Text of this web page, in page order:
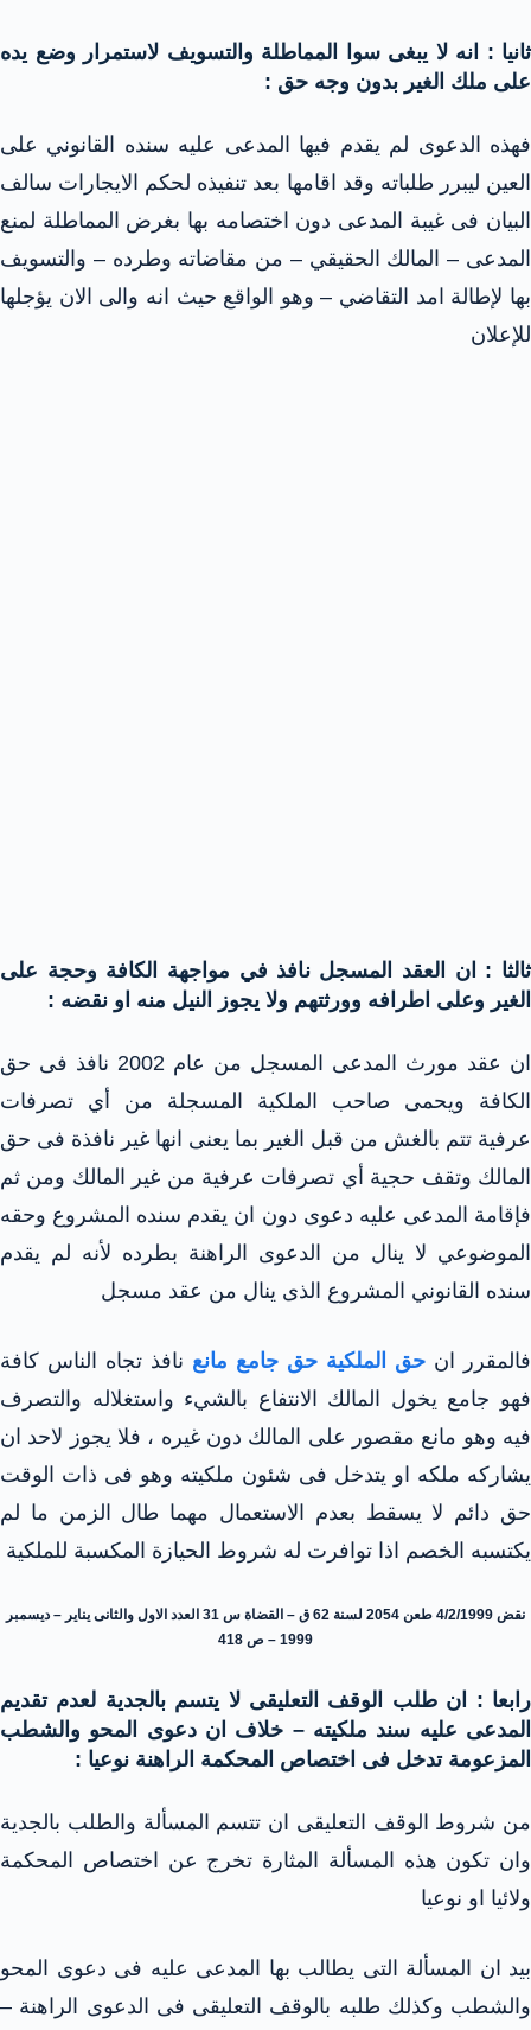
ثانيا : انه لا يبغى سوا المماطلة والتسويف لاستمرار وضع يده
على ملك الغير بدون وجه حق :
فهذه الدعوى لم يقدم فيها المدعى عليه سنده القانوني على
العين ليبرر طلباته وقد اقامها بعد تنفيذه لحكم الايجارات سالف
البيان فى غيبة المدعى دون اختصامه بها بغرض المماطلة لمنع
المدعى – المالك الحقيقي – من مقاضاته وطرده – والتسويف
بها لإطالة امد التقاضي – وهو الواقع حيث انه والى الان يؤجلها
للإعلان
ثالثا : ان العقد المسجل نافذ في مواجهة الكافة وحجة على
الغير وعلى اطرافه وورثتهم ولا يجوز النيل منه او نقضه :
ان عقد مورث المدعى المسجل من عام 2002 نافذ فى حق
الكافة ويحمى صاحب الملكية المسجلة من أي تصرفات
عرفية تتم بالغش من قبل الغير بما يعنى انها غير نافذة فى حق
المالك وتقف حجية أي تصرفات عرفية من غير المالك ومن ثم
فإقامة المدعى عليه دعوى دون ان يقدم سنده المشروع وحقه
الموضوعي لا ينال من الدعوى الراهنة بطرده لأنه لم يقدم
سنده القانوني المشروع الذى ينال من عقد مسجل
فالمقرر ان حق الملكية حق جامع مانع نافذ تجاه الناس كافة
فهو جامع يخول المالك الانتفاع بالشيء واستغلاله والتصرف
فيه وهو مانع مقصور على المالك دون غيره ، فلا يجوز لاحد ان
يشاركه ملكه او يتدخل فى شئون ملكيته وهو فى ذات الوقت
حق دائم لا يسقط بعدم الاستعمال مهما طال الزمن ما لم
يكتسبه الخصم اذا توافرت له شروط الحيازة المكسبة للملكية
نقض 4/2/1999 طعن 2054 لسنة 62 ق – القضاة س 31 العدد الاول والثانى يناير – ديسمبر
1999 – ص 418
رابعا : ان طلب الوقف التعليقى لا يتسم بالجدية لعدم تقديم
المدعى عليه سند ملكيته – خلاف ان دعوى المحو والشطب
المزعومة تدخل فى اختصاص المحكمة الراهنة نوعيا :
من شروط الوقف التعليقى ان تتسم المسألة والطلب بالجدية
وان تكون هذه المسألة المثارة تخرج عن اختصاص المحكمة
ولائيا او نوعيا
بيد ان المسألة التى يطالب بها المدعى عليه فى دعوى المحو
والشطب وكذلك طلبه بالوقف التعليقى فى الدعوى الراهنة –